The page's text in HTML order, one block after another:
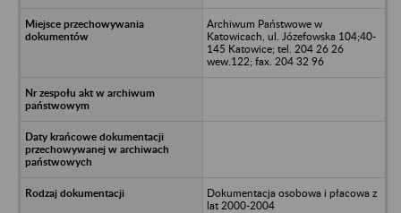
Archiwum Państwowe w
Katowicach, ul. Józefowska 104;40-
145 Katowice; tel. 204 26 26
wew.122; fax. 204 32 96
Dokumentacja osobowa i płacowa z
lat 2000-2004